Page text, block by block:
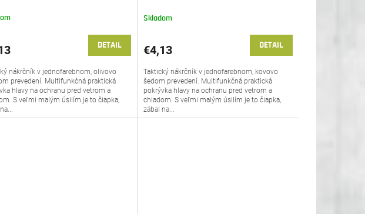
DETAIL
nákrčník v jednofarebnom, olivovo
prevedení. Multifunkčná praktická
hlavy na ochranu pred vetrom a
S veľmi malým úsilím je to čiapka,
Skladom
€4,13 DETAIL
Taktický nákrčník v jednofarebnom, kovovo
šedom prevedení. Multifunkčná praktická
pokrývka hlavy na ochranu pred vetrom a
chladom. S veľmi malým úsilím je to čiapka,
zábal na...